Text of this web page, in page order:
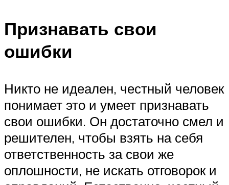
Признавать свои
ошибки
Никто не идеален, честный человек
понимает это и умеет признавать
свои ошибки. Он достаточно смел и
решителен, чтобы взять на себя
ответственность за свои же
оплошности, не искать отговорок и